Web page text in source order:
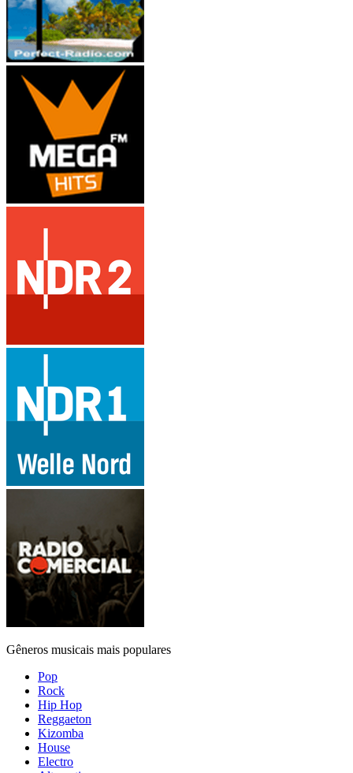
Gêneros musicais mais populares
Pop
Rock
Hip Hop
Reggaeton
Kizomba
House
Electro